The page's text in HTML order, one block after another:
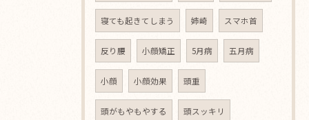
寝ても起きてしまう 姉崎 スマホ首
反り腰 小顔矯正 5月病 五月病
小顔 小顔効果 頭重
頭がもやもやする 頭スッキリ